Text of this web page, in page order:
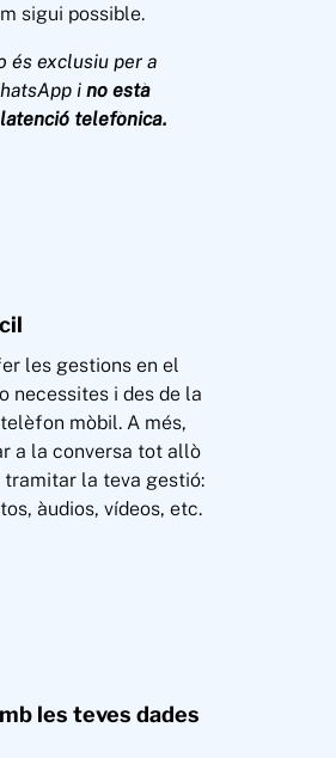
sigui possible.
és exclusiu per a
i no està
telefònica.
les gestions en el
necessites i des de la
mòbil. A més,
a la conversa tot allò
la teva gestió:
àudios, vídeos, etc.
les teves dades